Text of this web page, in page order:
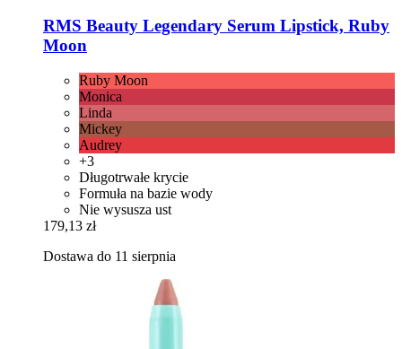
RMS Beauty Legendary Serum Lipstick, Ruby
Moon
Ruby Moon
Monica
Linda
Mickey
Audrey
+3
Długotrwałe krycie
Formuła na bazie wody
Nie wysusza ust
179,13 zł
Dostawa do 11 sierpnia